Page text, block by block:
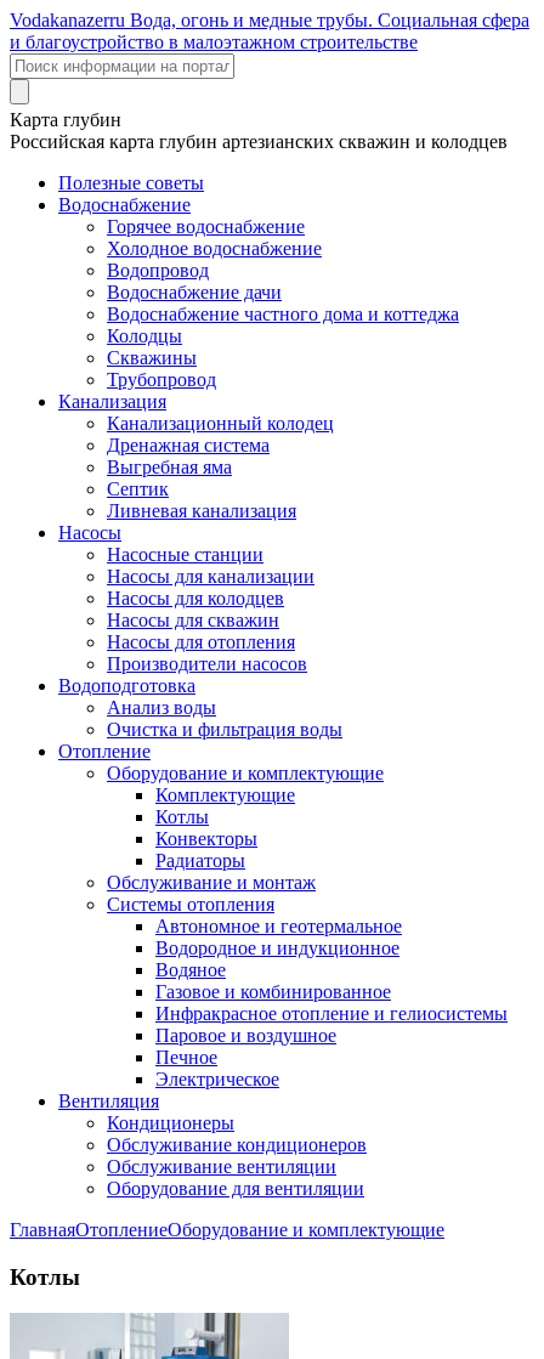
Vodakanazerru Вода, огонь и медные трубы. Социальная сфера
и благоустройство в малоэтажном строительстве
Карта глубин
Российская карта глубин артезианских скважин и колодцев
Полезные советы
Водоснабжение
Горячее водоснабжение
Холодное водоснабжение
Водопровод
Водоснабжение дачи
Водоснабжение частного дома и коттеджа
Колодцы
Скважины
Трубопровод
Канализация
Канализационный колодец
Дренажная система
Выгребная яма
Септик
Ливневая канализация
Насосы
Насосные станции
Насосы для канализации
Насосы для колодцев
Насосы для скважин
Насосы для отопления
Производители насосов
Водоподготовка
Анализ воды
Очистка и фильтрация воды
Отопление
Оборудование и комплектующие
Комплектующие
Котлы
Конвекторы
Радиаторы
Обслуживание и монтаж
Системы отопления
Автономное и геотермальное
Водородное и индукционное
Водяное
Газовое и комбинированное
Инфракрасное отопление и гелиосистемы
Паровое и воздушное
Печное
Электрическое
Вентиляция
Кондиционеры
Обслуживание кондиционеров
Обслуживание вентиляции
Оборудование для вентиляции
ГлавнаяОтоплениеОборудование и комплектующие
Котлы